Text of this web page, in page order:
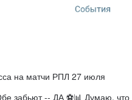
на матчи РПЛ 27 июля
-- ДА ⚽️📊 Думаю, что